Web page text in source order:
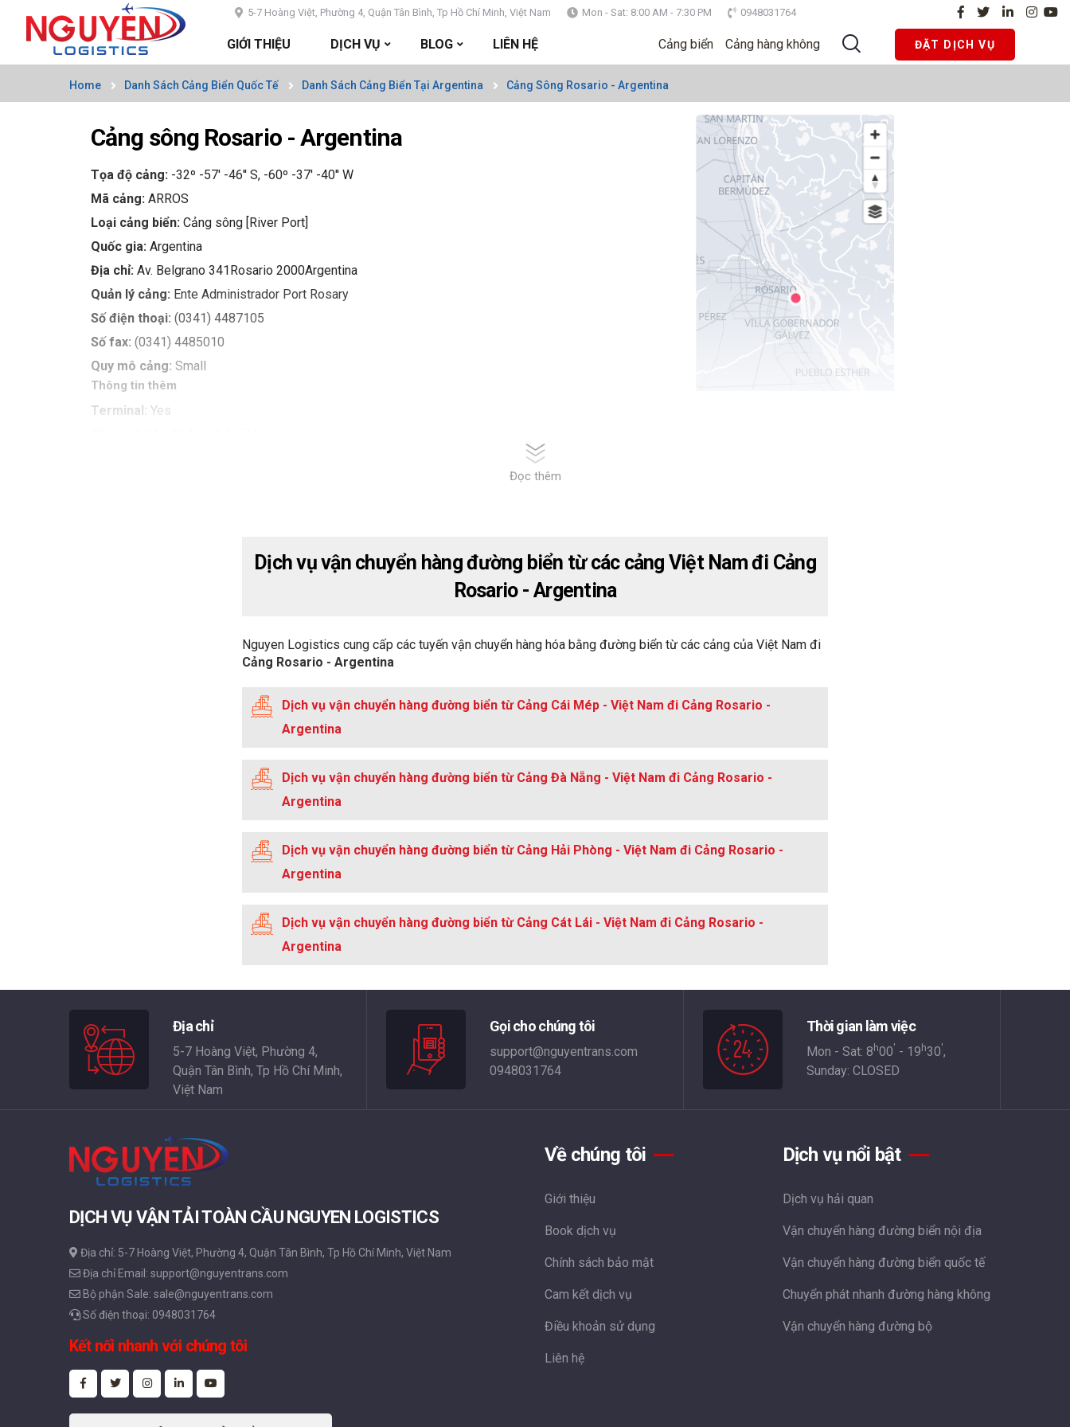
5-7 Hoàng Việt, Phường 4, Quận Tân Bình, Tp Hồ Chí Minh, Việt Nam Mon - Sat: 8:00 AM - 7:30 PM 0948031764
GIỚI THIỆU DỊCH VỤ BLOG LIÊN HỆ Cảng biển Cảng hàng không ĐẶT DỊCH VỤ
Home Danh Sách Cảng Biển Quốc Tế Danh Sách Cảng Biển Tại Argentina Cảng Sông Rosario - Argentina
Cảng sông Rosario - Argentina
Tọa độ cảng: -32º -57' -46'' S, -60º -37' -40'' W
Mã cảng: ARROS
Loại cảng biển: Cảng sông [River Port]
Quốc gia: Argentina
Địa chỉ: Av. Belgrano 341Rosario 2000Argentina
Quản lý cảng: Ente Administrador Port Rosary
Số điện thoại: (0341) 4487105
Số fax: (0341) 4485010
Quy mô cảng: Small
Thông tin thêm
Terminal: Yes
Over 500 feet in length
Đọc thêm
Dịch vụ vận chuyển hàng đường biển từ các cảng Việt Nam đi Cảng
Rosario - Argentina
Nguyen Logistics cung cấp các tuyến vận chuyển hàng hóa bằng đường biển từ các cảng của Việt Nam đi
Cảng Rosario - Argentina
Dịch vụ vận chuyển hàng đường biển từ Cảng Cái Mép - Việt Nam đi Cảng Rosario -
Argentina
Dịch vụ vận chuyển hàng đường biển từ Cảng Đà Nẵng - Việt Nam đi Cảng Rosario -
Argentina
Dịch vụ vận chuyển hàng đường biển từ Cảng Hải Phòng - Việt Nam đi Cảng Rosario -
Argentina
Dịch vụ vận chuyển hàng đường biển từ Cảng Cát Lái - Việt Nam đi Cảng Rosario -
Argentina
Địa chỉ
5-7 Hoàng Việt, Phường 4,
Quận Tân Bình, Tp Hồ Chí Minh,
Việt Nam
Gọi cho chúng tôi
support@nguyentrans.com
0948031764
Thời gian làm việc
Mon - Sat: 8 h00' - 19 h30',
Sunday: CLOSED
DỊCH VỤ VẬN TẢI TOÀN CẦU NGUYEN LOGISTICS
Địa chỉ: 5-7 Hoàng Việt, Phường 4, Quận Tân Bình, Tp Hồ Chí Minh, Việt Nam
Địa chỉ Email: support@nguyentrans.com
Bộ phận Sale: sale@nguyentrans.com
Số điện thoại: 0948031764
Kết nối nhanh với chúng tôi
Về chúng tôi
Giới thiệu
Book dịch vụ
Chính sách bảo mật
Cam kết dịch vụ
Điều khoản sử dụng
Liên hệ
Dịch vụ nổi bật
Dịch vụ hải quan
Vận chuyển hàng đường biển nội địa
Vận chuyển hàng đường biển quốc tế
Chuyển phát nhanh đường hàng không
Vận chuyển hàng đường bộ